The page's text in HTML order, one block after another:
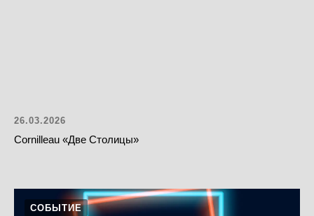
26.03.2026
Cornilleau «Две Столицы»
СОБЫТИЕ